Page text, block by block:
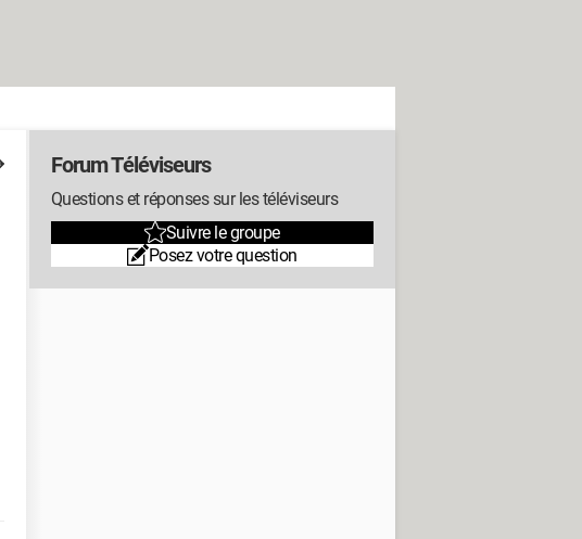
Forum Téléviseurs
Questions et réponses sur les téléviseurs
Suivre le groupe
Posez votre question